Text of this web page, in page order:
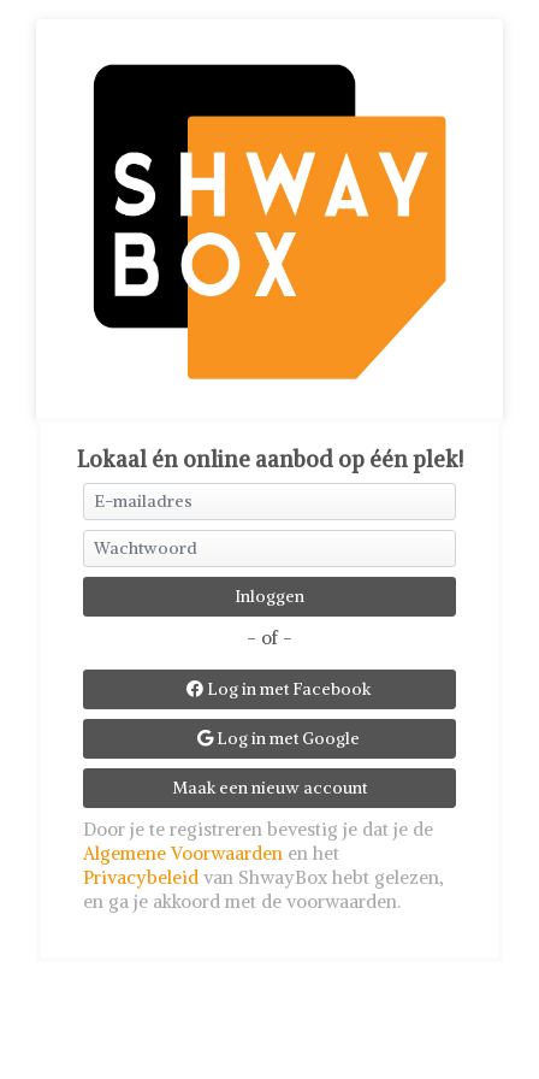
Lokaal én online aanbod op één plek!
- of -
Log in met Facebook
Log in met Google
Maak een nieuw account
Door je te registreren bevestig je dat je de
Algemene Voorwaarden en het
Privacybeleid van ShwayBox hebt gelezen,
en ga je akkoord met de voorwaarden.